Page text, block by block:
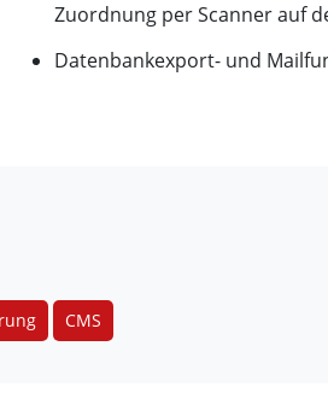
Zuordnung per Scanner auf
Datenbankexport- und
CMS